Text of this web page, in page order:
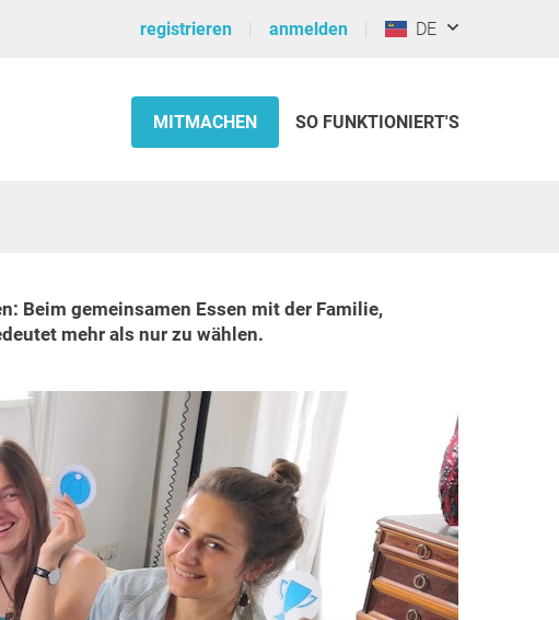
registrieren anmelden DE
MITMACHEN SO FUNKTIONIERT'S
Beim gemeinsamen Essen mit der Familie,
mehr als nur zu wählen.